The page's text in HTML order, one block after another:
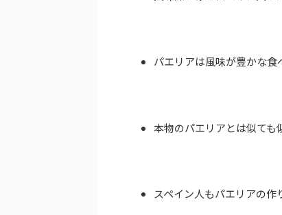
パエリアは風味が豊かな食
本物のパエリアとは似ても
スペイン人もパエリアの